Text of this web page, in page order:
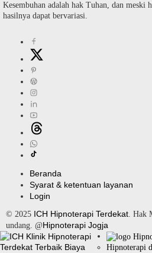
Kesembuhan adalah hak Tuhan, dan
hasilnya dapat bervariasi.
Beranda
Syarat & ketentuan layanan
Login
© 2025 ICH Hipnoterapi Terdekat. Hak
undang. @Hipnoterapi Jogja
Hipnoterapi